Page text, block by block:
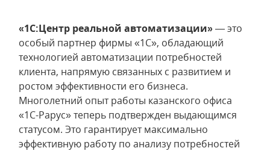
«1С:Центр реальной автоматизации»— это
особый партнер фирмы «1С», обладающий
технологией автоматизации потребностей
клиента, напрямую связанных с развитием и
ростом эффективности его бизнеса.
Многолетний опыт работы казанского офиса
«1С-Рарус» теперь подтвержден выдающимся
статусом. Это гарантирует максимально
эффективную работу по анализу потребностей